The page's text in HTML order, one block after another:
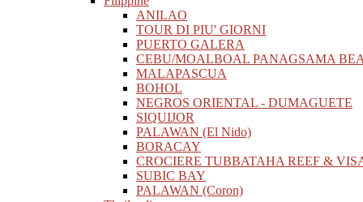
ANILAO
TOUR DI PIU' GIORNI
PUERTO GALERA
CEBU/MOALBOAL PANAGSAMA
MALAPASCUA
BOHOL
NEGROS ORIENTAL - DUMAGUETE
SIQUIJOR
PALAWAN (El Nido)
BORACAY
CROCIERE TUBBATAHA REEF &
SUBIC BAY
PALAWAN (Coron)